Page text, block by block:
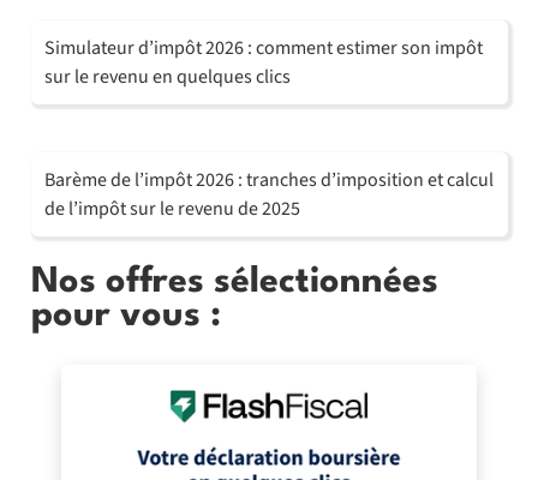
Simulateur d’impôt 2026 : comment estimer son impôt
sur le revenu en quelques clics
Barème de l’impôt 2026 : tranches d’imposition et calcul
de l’impôt sur le revenu de 2025
Nos offres sélectionnées
pour vous :